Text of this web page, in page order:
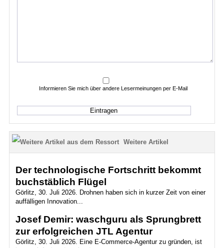
Informieren Sie mich über andere Lesermeinungen per E-Mail
Weitere Artikel
Der technologische Fortschritt bekommt
buchstäblich Flügel
Görlitz, 30. Juli 2026. Drohnen haben sich in kurzer Zeit von einer
auffälligen Innovation...
Josef Demir: waschguru als Sprungbrett
zur erfolgreichen JTL Agentur
Görlitz, 30. Juli 2026. Eine E-Commerce-Agentur zu gründen, ist